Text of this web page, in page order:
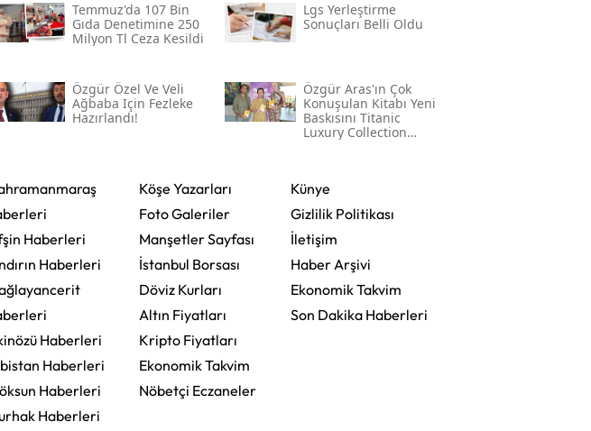
Temmuz'da 107 Bin
Gıda Denetimine 250
Milyon Tl Ceza Kesildi
Lgs Yerleştirme
Sonuçları Belli Oldu
Özgür Özel Ve Veli
Ağbaba Için Fezleke
Hazırlandı!
Özgür Aras'ın Çok
Konuşulan Kitabı Yeni
Baskısını Titanic
Luxury Collection
Haberleri
Haberleri
Haberleri
Haberleri
Haberleri
Haberleri
Köşe Yazarları
Foto Galeriler
Manşetler Sayfası
İstanbul Borsası
Döviz Kurları
Altın Fiyatları
Kripto Fiyatları
Ekonomik Takvim
Nöbetçi Eczaneler
Künye
Gizlilik Politikası
İletişim
Haber Arşivi
Ekonomik Takvim
Son Dakika Haberleri